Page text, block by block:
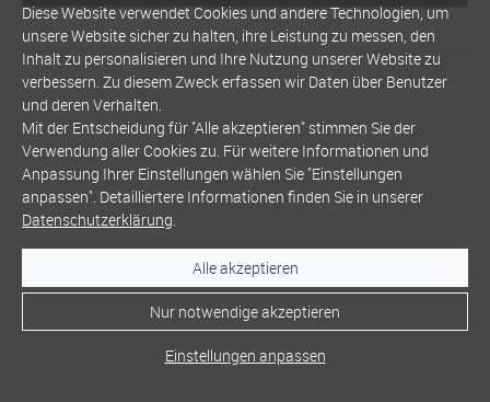
Diese Website verwendet Cookies und andere Technologien, um
unsere Website sicher zu halten, ihre Leistung zu messen, den
Inhalt zu personalisieren und Ihre Nutzung unserer Website zu
verbessern. Zu diesem Zweck erfassen wir Daten über Benutzer
und deren Verhalten.
Mit der Entscheidung für "Alle akzeptieren" stimmen Sie der
Verwendung aller Cookies zu. Für weitere Informationen und
Anpassung Ihrer Einstellungen wählen Sie "Einstellungen
anpassen". Detailliertere Informationen finden Sie in unserer
Datenschutzerklärung.
Alle akzeptieren
Nur notwendige akzeptieren
Einstellungen anpassen